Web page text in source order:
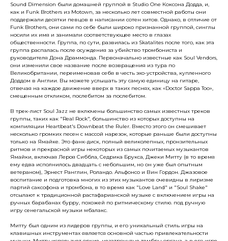
Sound Dimension были домашней группой в Studio One Коксона Додда, и,
как и Funk Brothers из Motown, за несколько лет совместной работы они
поддержали десятки певцов в написании сотен хитов. Однако, в отличие от
Funk Brothers, они сами по себе были широко признанной группой, синглы
носили их имя и занимали соответствующее место в глазах
общественности. Группа, по сути, развилась из Skatalites после того, как эта
группа распалась после осуждения за убийство тромбониста и
руководителя Дона Драммонда. Первоначально известные как Soul Vendors,
они изменили свое название после возвращения из тура по
Великобритании, переименовав себя в честь эхо-устройства, купленного
Доддом в Англии. Вы можете услышать эту самую единицу на гитаре,
отвечая на каждое движение вверх в таких песнях, как «Doctor Sappa Too»,
смещенным откликом, послебитом за послебитом.
В трек-лист Soul Jazz не включены большинство самых известных треков
группы, таких как "Real Rock", большинство из которых доступны на
компиляции Heartbeat's Downbeat the Ruler. Вместо этого он смешивает
несколько громких песен с массой нарезок, которые раньше были доступны
только на Ямайке. Это фанк-диск, полный великолепных, пронзительных
ритмов и прекрасной игры некоторых из самых почитаемых музыкантов
Ямайки, включая Лероя Сиббла, Седрика Брукса, Джеки Митту (в то время
ему едва исполнилось двадцать с небольшим, но он уже был опытным
ветераном), Эрнест Ранглин, Роландо. Альфонсо и Вин Гордон. Джазовое
воспитание и подготовка многих из этих музыкантов очевидны в лиризме
партий саксофона и тромбона, в то время как "Love Land" и "Soul Shake"
отсылают к традиционной растафарианской музыке с включением игры на
ручных барабанах бурру, похожей по ритмическому стилю. под ручную
игру сенегальской музыки мбалакс.
Митту был одним из лидеров группы, и его уникальный стиль игры на
клавишных инструментах является основной частью привлекательности